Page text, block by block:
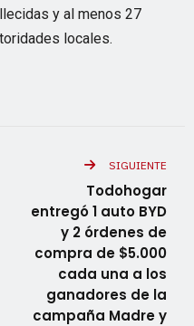
y al menos 27
locales.
SIGUIENTE
Todohogar
entregó 1 auto BYD
y 2 órdenes de
compra de $5.000
cada una a los
ganadores de la
campaña Madre y